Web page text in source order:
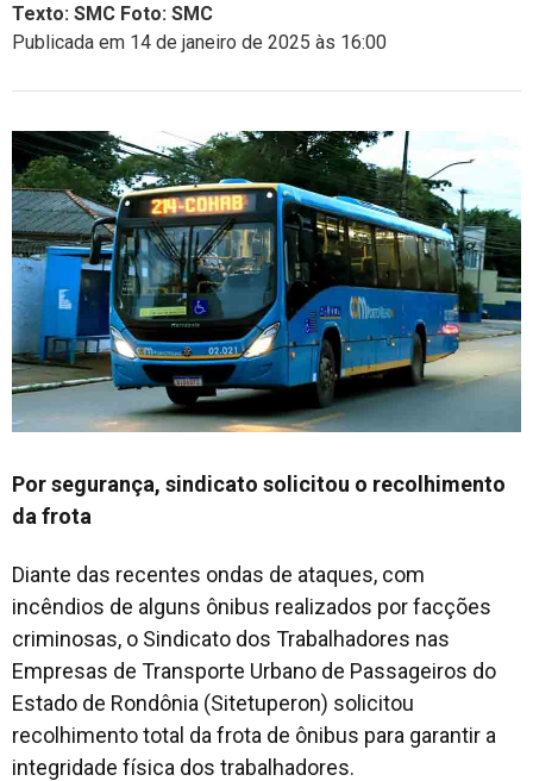
Texto: SMC Foto: SMC
Publicada em 14 de janeiro de 2025 às 16:00
Por segurança, sindicato solicitou o recolhimento
da frota
Diante das recentes ondas de ataques, com
incêndios de alguns ônibus realizados por facções
criminosas, o Sindicato dos Trabalhadores nas
Empresas de Transporte Urbano de Passageiros do
Estado de Rondônia (Sitetuperon) solicitou
recolhimento total da frota de ônibus para garantir a
integridade física dos trabalhadores.